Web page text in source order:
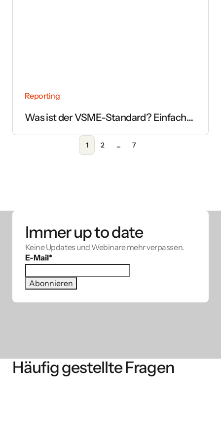
Reporting
Was ist der VSME-Standard? Einfach
1 2 ... 7
Immer up to date
Keine Updates und Webinare mehr verpassen.
E-Mail*
Häufig gestellte Fragen